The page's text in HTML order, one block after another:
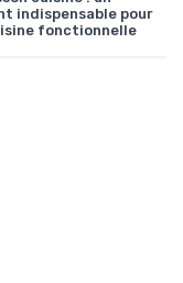
indispensable pour
fonctionnelle